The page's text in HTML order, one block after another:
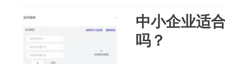
中小企业适
吗？